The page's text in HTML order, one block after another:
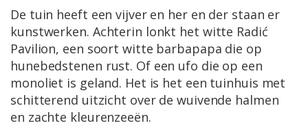
De tuin heeft een vijver en her en der staan er
kunstwerken. Achterin lonkt het witte Radić
Pavilion, een soort witte barbapapa die op
hunebedstenen rust. Of een ufo die op een
monoliet is geland. Het is het een tuinhuis met
schitterend uitzicht over de wuivende halmen
en zachte kleurenzeeën.